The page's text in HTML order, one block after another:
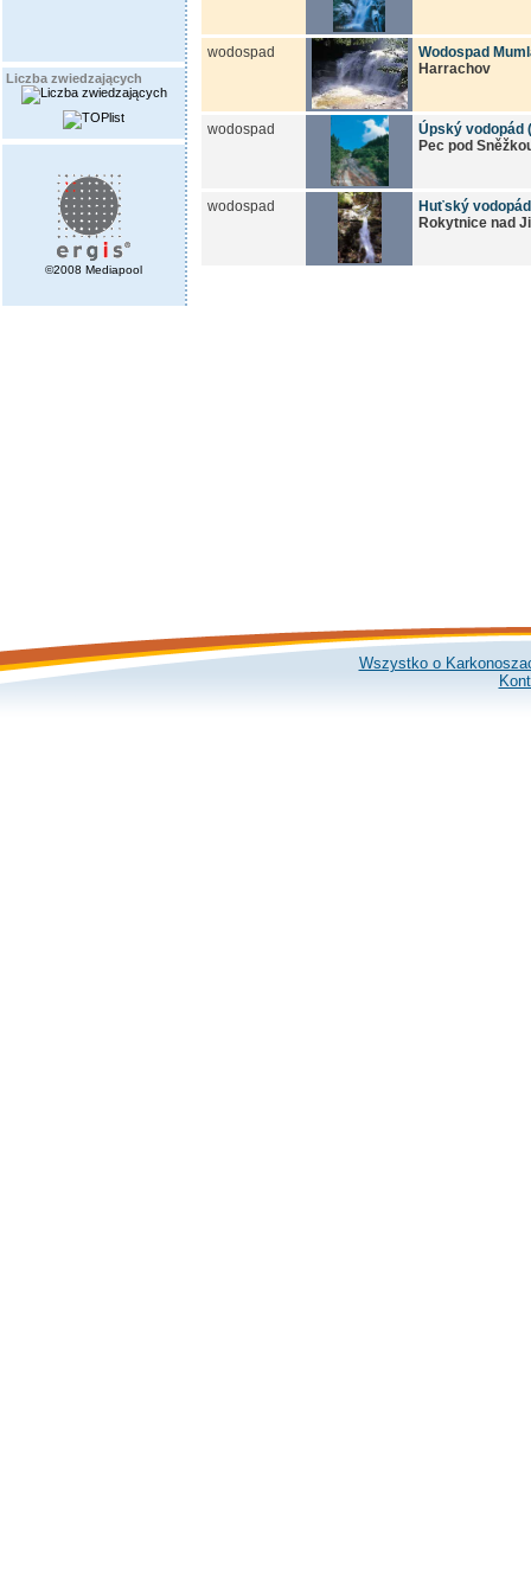
Liczba zwiedzających
©2008 Mediapool
wodospad
Wodospad
Harrachov
wodospad
Úpský vodopád
Pec pod
wodospad
Huťský vodopád
Rokytnice nad
Wszystko o